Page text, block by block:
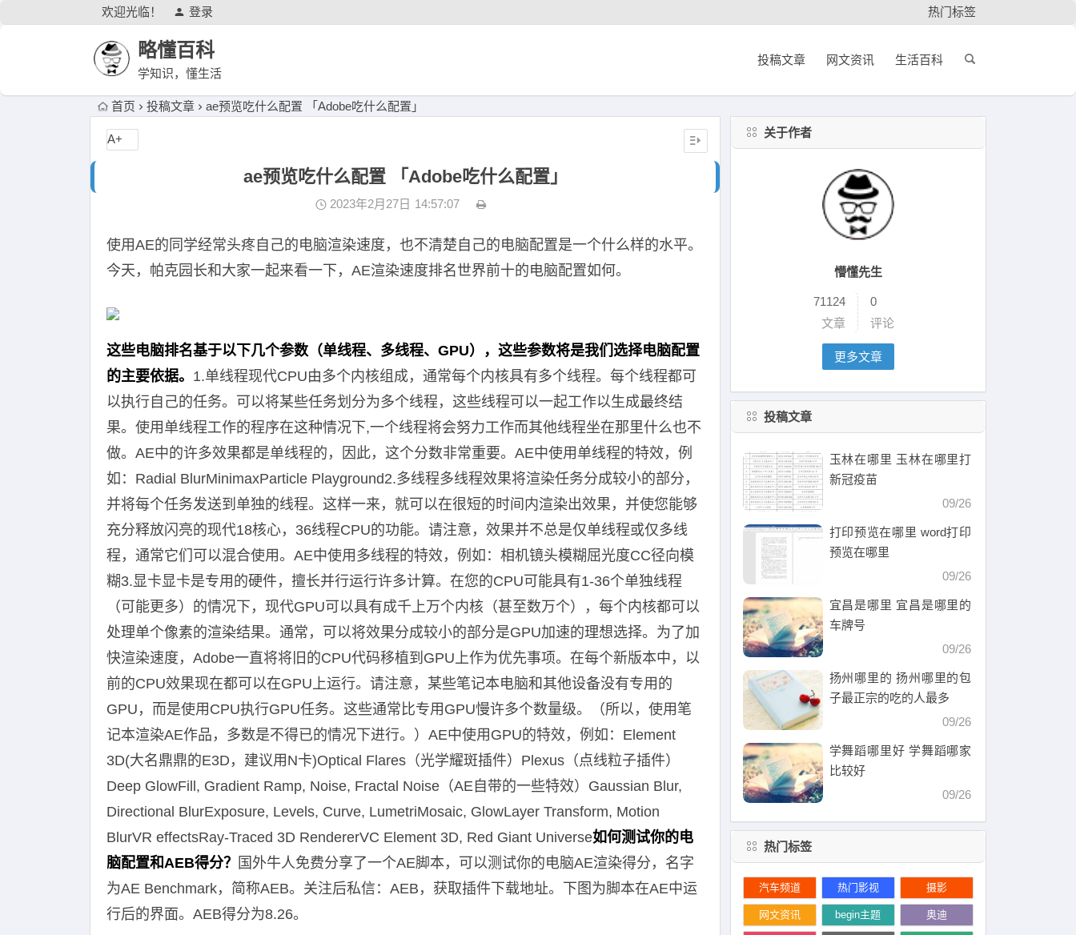
欢迎光临！ 登录 热门标签
略懂百科
学知识，懂生活
投稿文章 网文资讯 生活百科
首页 投稿文章 ae预览吃什么配置 「Adobe吃什么配置」
ae预览吃什么配置 「Adobe吃什么配置」
2023年2月27日 14:57:07
使用AE的同学经常头疼自己的电脑渲染速度，也不清楚自己的电脑配置是一个什么样的水平。
今天，帕克园长和大家一起来看一下，AE渲染速度排名世界前十的电脑配置如何。
这些电脑排名基于以下几个参数（单线程、多线程、GPU），这些参数将是我们选择电脑配置
的主要依据。 1.单线程现代CPU由多个内核组成，通常每个内核具有多个线程。每个线程都可
以执行自己的任务。可以将某些任务划分为多个线程，这些线程可以一起工作以生成最终结
果。使用单线程工作的程序在这种情况下,一个线程将会努力工作而其他线程坐在那里什么也不
做。AE中的许多效果都是单线程的，因此，这个分数非常重要。AE中使用单线程的特效，例
如：Radial BlurMinimaxParticle Playground2.多线程多线程效果将渲染任务分成较小的部分，
并将每个任务发送到单独的线程。这样一来，就可以在很短的时间内渲染出效果，并使您能够
充分释放闪亮的现代18核心，36线程CPU的功能。请注意，效果并不总是仅单线程或仅多线
程，通常它们可以混合使用。AE中使用多线程的特效，例如：相机镜头模糊屈光度CC径向模
糊3.显卡显卡是专用的硬件，擅长并行运行许多计算。在您的CPU可能具有1-36个单独线程
（可能更多）的情况下，现代GPU可以具有成千上万个内核（甚至数万个），每个内核都可以
处理单个像素的渲染结果。通常，可以将效果分成较小的部分是GPU加速的理想选择。为了加
快渲染速度，Adobe一直将将旧的CPU代码移植到GPU上作为优先事项。在每个新版本中，以
前的CPU效果现在都可以在GPU上运行。请注意，某些笔记本电脑和其他设备没有专用的
GPU，而是使用CPU执行GPU任务。这些通常比专用GPU慢许多个数量级。（所以，使用笔
记本渲染AE作品，多数是不得已的情况下进行。）AE中使用GPU的特效，例如：Element
3D(大名鼎鼎的E3D，建议用N卡)Optical Flares（光学耀斑插件）Plexus（点线粒子插件）
Deep GlowFill, Gradient Ramp, Noise, Fractal Noise（AE自带的一些特效）Gaussian Blur,
Directional BlurExposure, Levels, Curve, LumetriMosaic, GlowLayer Transform, Motion
BlurVR effectsRay-Traced 3D RendererVC Element 3D, Red Giant Universe如何测试你的电
脑配置和AEB得分？ 国外牛人免费分享了一个AE脚本，可以测试你的电脑AE渲染得分，名字
为AE Benchmark，简称AEB。关注后私信：AEB，获取插件下载地址。下图为脚本在AE中运
行后的界面。AEB得分为8.26。
A+ 关于作者
懵懂先生
71124
文章
0
评论
更多文章
投稿文章
玉林在哪里 玉林在哪里打
新冠疫苗
09/26
打印预览在哪里 word打印
预览在哪里
09/26
宜昌是哪里 宜昌是哪里的
车牌号
09/26
扬州哪里的 扬州哪里的包
子最正宗的吃的人最多
09/26
学舞蹈哪里好 学舞蹈哪家
比较好
09/26
热门标签
汽车频道 热门影视 摄影
网文资讯 begin主题 奥迪